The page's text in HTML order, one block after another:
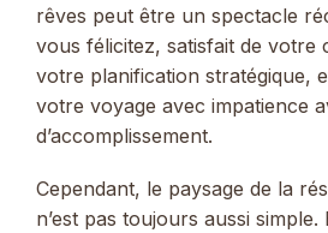
rêves peut être un spectacle
vous félicitez, satisfait de votre
votre planification stratégique,
votre voyage avec impatience
d’accomplissement.
Cependant, le paysage de la
n’est pas toujours aussi